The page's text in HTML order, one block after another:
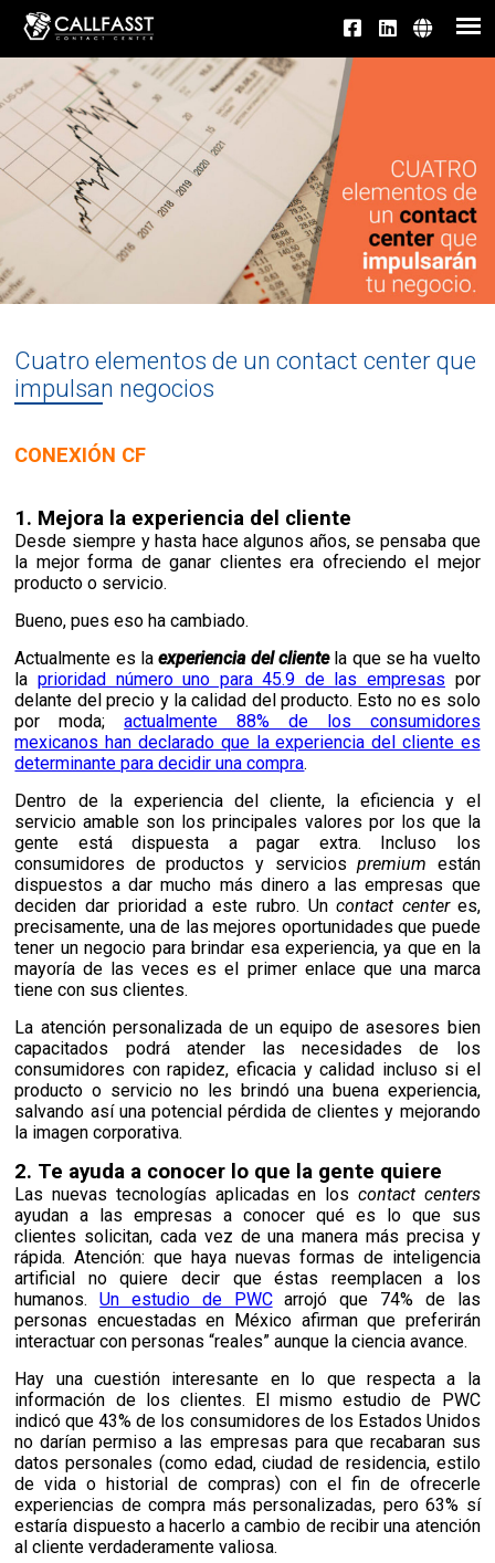
Cuatro elementos de un contact center que
impulsan negocios
CONEXIÓN CF
1. Mejora la experiencia del cliente
Desde siempre y hasta hace algunos años, se pensaba que
la mejor forma de ganar clientes era ofreciendo el mejor
producto o servicio.
Bueno, pues eso ha cambiado.
Actualmente es laexperiencia del cliente la que se ha vuelto
laprioridad número uno para 45.9 de las empresas por
delante del precio y la calidad del producto. Esto no es solo
por moda;actualmente 88% de los consumidores
mexicanos han declarado que la experiencia del cliente es
determinante para decidir una compra.
Dentro de la experiencia del cliente, la eficiencia y el
servicio amable son los principales valores por los que la
gente está dispuesta a pagar extra. Incluso los
consumidores de productos y serviciospremium están
dispuestos a dar mucho más dinero a las empresas que
deciden dar prioridad a este rubro. Uncontact center es,
precisamente, una de las mejores oportunidades que puede
tener un negocio para brindar esa experiencia, ya que en la
mayoría de las veces es el primer enlace que una marca
tiene con sus clientes.
La atención personalizada de un equipo de asesores bien
capacitados podrá atender las necesidades de los
consumidores con rapidez, eficacia y calidad incluso si el
producto o servicio no les brindó una buena experiencia,
salvando así una potencial pérdida de clientes y mejorando
la imagen corporativa.
2. Te ayuda a conocer lo que la gente quiere
Las nuevas tecnologías aplicadas en los contact centers
ayudan a las empresas a conocer qué es lo que sus
clientes solicitan, cada vez de una manera más precisay
rápida. Atención: que haya nuevas formas de inteligencia
artificial no quiere decir que éstas reemplacen a los
humanos.Un estudio de PWCarrojó que 74% de las
personas encuestadas en México afirmanque preferirán
interactuar con personas “reales” aunque la ciencia avance.
Hay una cuestión interesante en lo que respecta a la
información de los clientes. El mismo estudio de PWC
indicó que 43% de los consumidores de los Estados Unidos
no darían permiso a las empresas para que recabaran sus
datos personales (como edad, ciudad de residencia, estilo
de vida o historial de compras) con el fin de ofrecerle
experiencias de compra más personalizadas, pero 63% sí
estaría dispuesto a hacerlo a cambio de recibir una atención
al cliente verdaderamente valiosa.